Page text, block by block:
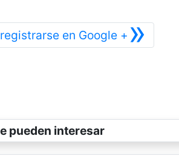
»
en Google + Siguiente
pueden interesar